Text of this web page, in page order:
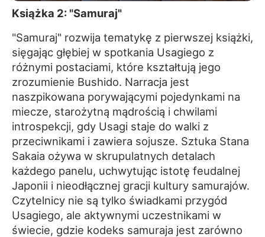
Książka 2: "Samuraj"
"Samuraj" rozwija tematykę z pierwszej książki,
sięgając głębiej w spotkania Usagiego z
różnymi postaciami, które kształtują jego
zrozumienie Bushido. Narracja jest
naszpikowana porywającymi pojedynkami na
miecze, starożytną mądrością i chwilami
introspekcji, gdy Usagi staje do walki z
przeciwnikami i zawiera sojusze. Sztuka Stana
Sakaia ożywa w skrupulatnych detalach
każdego panelu, uchwytując istotę feudalnej
Japonii i nieodłącznej gracji kultury samurajów.
Czytelnicy nie są tylko świadkami przygód
Usagiego, ale aktywnymi uczestnikami w
świecie, gdzie kodeks samuraja jest zarówno